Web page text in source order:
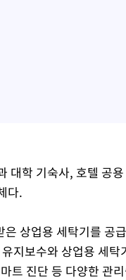
대학 기숙사, 호텔 공
다.
상업용 세탁기를 공
지보수와 상업용 세
진단 등 다양한 관